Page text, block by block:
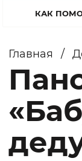
КАК
Главная /